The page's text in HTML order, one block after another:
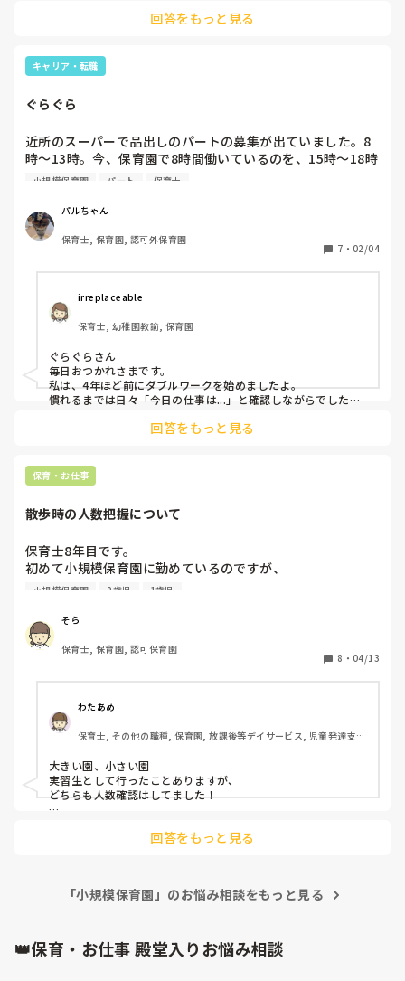
の日（月曜日）に朝イチに並んで病院いって状況話したら
ら仕事行かないこと】と言われ診断書をいただきました。診
断書を提出したら園長に【ヤブ医者】【診断書間違ってるん
だけど】など色々ひどいことを言われました。次の日から休
とも言わないか】や【休めてるんだからみんなにありがと。
感謝だよ】や【1年目は不満ごとを言っちゃダメ】などたく
さん園長に言われ、他の職員からは【貴方が急に休んだから
んですか？これからそんなに休まれても困ります】みたいな
事をわざわざグループラインで私宛に来て園長からも他の職
員からも私が悪いみたいな言い方されます。こんなこと言わ
長々と申し訳ないですが、これはいじめと受け止めてもよろ
しいのでしょうか？
をでしか入眠できない子でよくのけぞるので、手首が痛くな
う人いますよね。。痛さは本人しかわからないです(＞＜)
おんぷさん、ほんとお辛いですね。。
さそうな職場で心配です。。園長先生がまず理解ない方です
手首が痛いと訴えているのだから、私が一緒に働いていたら、
おんぷさんには、暴れている子の寝かしつけとか、抱っこと
か、重いもの持つのとかしばらくしなくて大丈夫なようにし
て、絵本読んでもらうとか、給食の後片付け（負担のない程
その仕事をしばらく痛くなくなるまでしてもらえるようにする
し、自分がそうなったらまたお互い様やし、気にしないでね
(^^)
と、そう言ってあげられるのに。。と思ってしまいます。。
辛いけど、治った後、ありがとうございました。ご迷惑おかけ
しました。と菓子結がいりそうな職場だと思います。
そこまでして、ぐだぐだ悪口を言ってくる職場だったら、今後
が心配なので転職をおすすめします。
応援してます。また復帰後お辛かったら相談のりますよ(o^^o)
回答をもっと見る
キャリア・転職
ぐらぐら
近所のスーパーで品出しのパートの募集が出ていました。8
時～13時。今、保育園で8時間働いているのを、15時～18時
半の短期にして、ダブルワークするのも手かな？と思い心が
て…。でもこの歳(53歳)でダブルワークはキツイかな。休み
が合うとは限らないし(保育園は日祝もあり)。保育の仕事が
キツくて、毎日辞めようかな、いやがんばって続けようかな
小規模保育園 パート 保育士
パルちゃん
保育士, 保育園, 認可外保育園
7 ・ 02/04
irreplaceable
保育士, 幼稚園教諭, 保育園
ぐらぐらさん
毎日おつかれさまです。
私は、4年ほど前にダブルワークを始めましたよ。
慣れるまでは日々「今日の仕事は...」と確認しながらでした
の調整もできるようになってきました！
せん。
応援しています！
回答をもっと見る
保育・お仕事
散歩時の人数把握について
保育士8年目です。
初めて小規模保育園に勤めているのですが、
散歩時の人数把握に関して決まりがなく、
皆さんの園ではどのように人数確認を行っていますか？
小規模保育園 2歳児 1歳児
そら
保育士, 保育園, 認可保育園
8 ・ 04/13
わたあめ
保育士, その他の職種, 保育園, 放課後等デイサービス, 児童発達支援
大きい園、小さい園
実習生として行ったことありますが、
どちらも人数確認はしてました！
〇〇組、〇名、全員居ます！
でも、企業園の保育園パートで
さあ行こうか~さあ帰ろうか~
回答をもっと見る
「小規模保育園」のお悩み相談をもっと見る
👑保育・お仕事 殿堂入りお悩み相談